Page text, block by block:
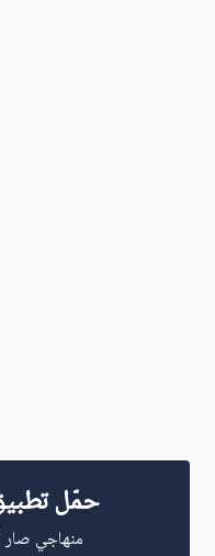
حمّل
منهاجي صار